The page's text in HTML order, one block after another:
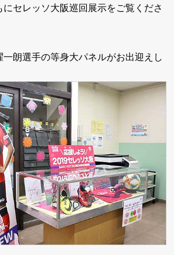
セレッソ大阪巡回展示をご覧くださ
朗選手の等身大パネルがお出迎えし